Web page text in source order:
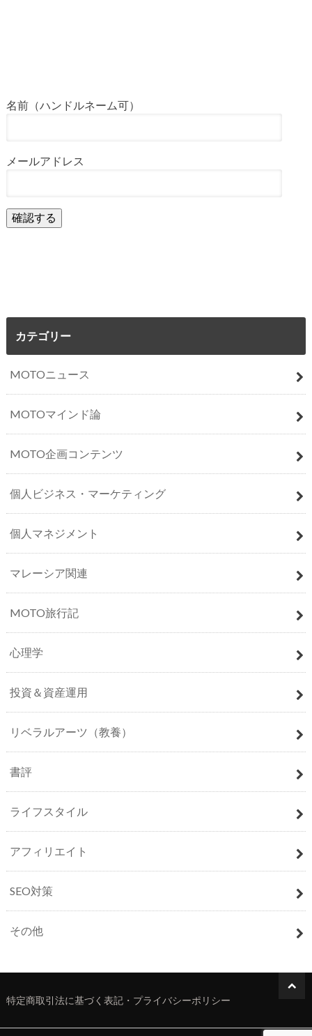
名前（ハンドルネーム可）
メールアドレス
カテゴリー
MOTOニュース
MOTOマインド論
MOTO企画コンテンツ
個人ビジネス・マーケティング
個人マネジメント
マレーシア関連
MOTO旅行記
心理学
投資＆資産運用
リベラルアーツ（教養）
書評
ライフスタイル
アフィリエイト
SEO対策
その他
特定商取引法に基づく表記・プライバシーポリシー